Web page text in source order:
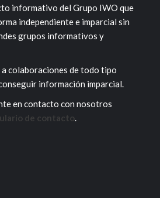
informativo del Grupo IWO que
independiente e imparcial sin
grupos informativos y
colaboraciones de todo tipo
información imparcial.
en contacto con nosotros
de contacto.